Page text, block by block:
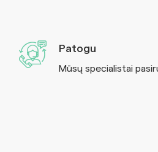
Patogu
Mūsų specialistai